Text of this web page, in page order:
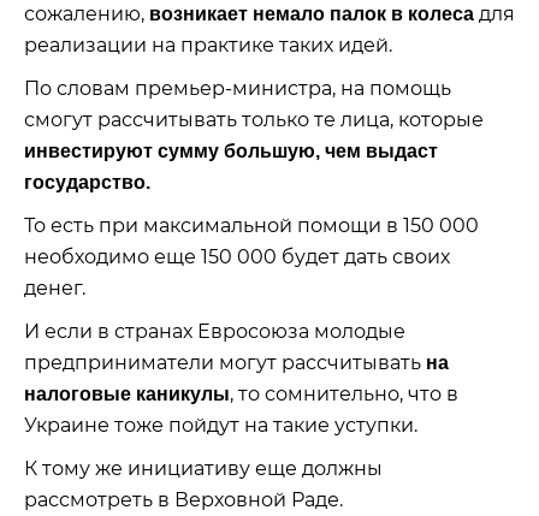
сожалению, возникает немало палок в колеса для
реализации на практике таких идей.
По словам премьер-министра, на помощь
смогут рассчитывать только те лица, которые
инвестируют сумму большую, чем выдаст
государство.
То есть при максимальной помощи в 150 000
необходимо еще 150 000 будет дать своих
денег.
И если в странах Евросоюза молодые
предприниматели могут рассчитывать на
налоговые каникулы, то сомнительно, что в
Украине тоже пойдут на такие уступки.
К тому же инициативу еще должны
рассмотреть в Верховной Раде.